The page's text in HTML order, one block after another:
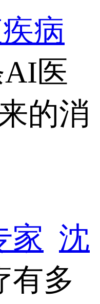
病
医
的消
家 沈
有多